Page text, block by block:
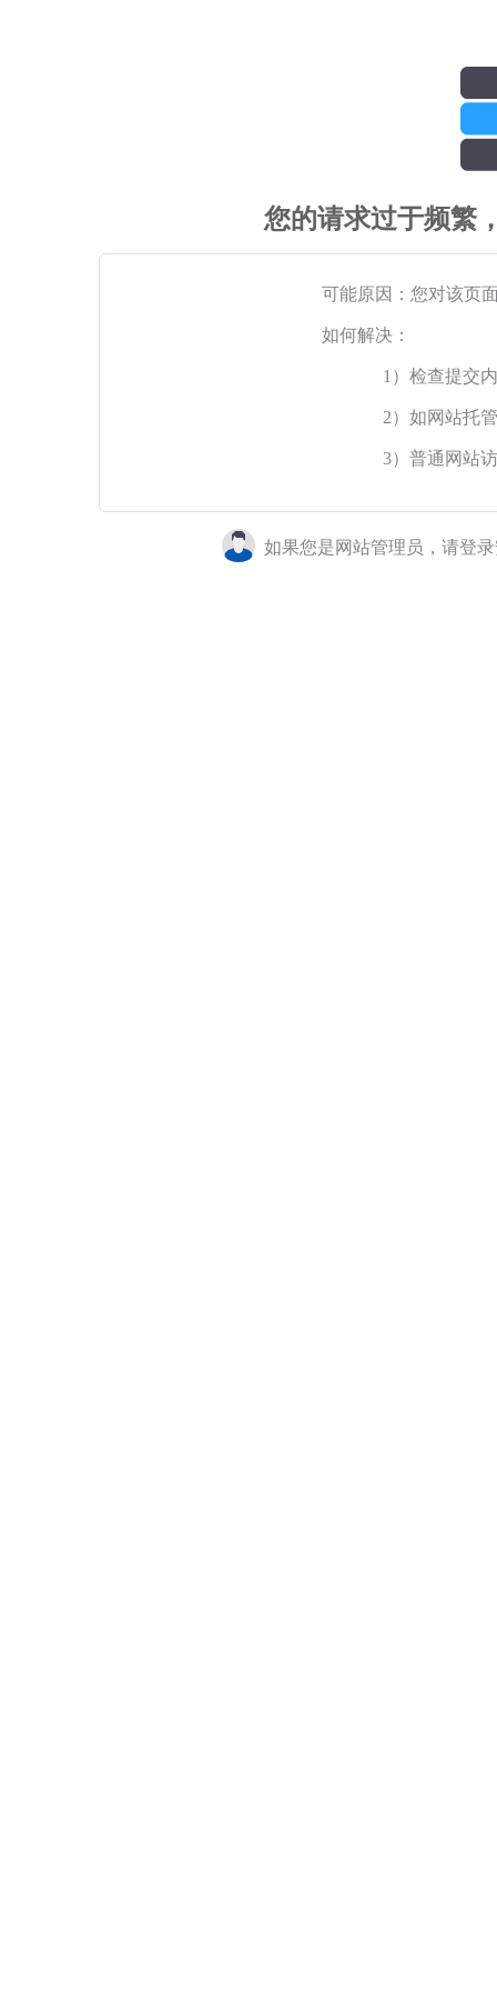
您的请求过于频繁
可能原因：您对该页
如何解决：
1）检查提交
2）如网站托
3）普通网站
如果您是网站管理员，请登